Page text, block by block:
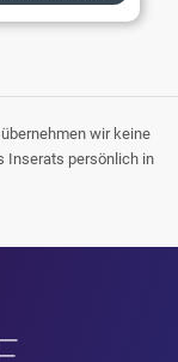
wir keine
Inserats persönlich in